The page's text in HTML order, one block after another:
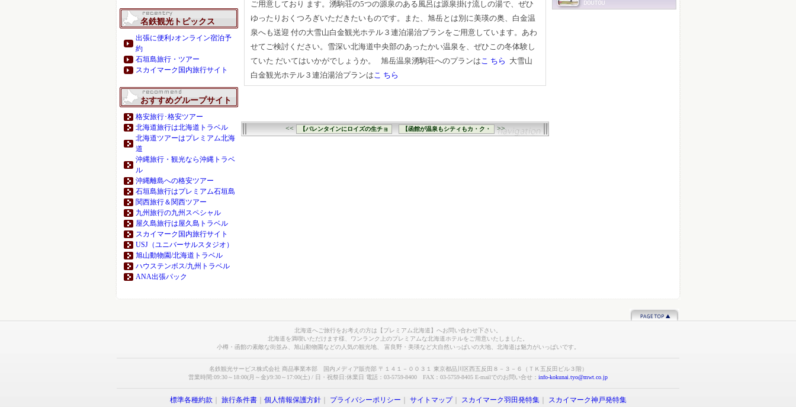
名鉄観光トピックス
出張に便利♪オンライン宿泊予
約
石垣島旅行・ツアー
スカイマーク国内旅行サイト
おすすめグループサイト
格安旅行･格安ツアー
北海道旅行は北海道トラベル
北海道ツアーはプレミアム北海
道
沖縄旅行・観光なら沖縄トラベ
ル
沖縄離島への格安ツアー
石垣島旅行はプレミアム石垣島
関西旅行＆関西ツアー
九州旅行の九州スペシャル
屋久島旅行は屋久島トラベル
スカイマーク国内旅行サイト
USJ（ユニバーサルスタジオ）
旭山動物園/北海道トラベル
ハウステンボス/九州トラベル
ANA出張パック
ご用意しており ます。湧駒荘の5つの源泉のある風呂は源泉掛け流しの湯で、ぜひ
ゆったりおくつろぎいただきたいものです。また、旭岳とは別に美瑛の奥、白金温
泉へも送迎 付の大雪山白金観光ホテル３連泊湯治プランをご用意しています。あわ
せてご検討ください。雪深い北海道中央部のあったかい温泉を、ぜひこの冬体験し
ていた だいてはいかがでしょうか。
旭岳温泉湧駒荘へのプランはこ ちら 大雪山
白金観光ホテル３連泊湯治プランはこ ちら
<< 【バレンタインにロイズの生チョ 【函館が温泉もシティもカ・ク・ >>
北海道へご旅行をお考えの方は【プレミアム北海道】へお問い合わせ下さい。
北海道を満喫いただけます様、ワンランク上のプレミアムな北海道ホテルをご用意いたしました。
小樽・函館の素敵な街並み、旭山動物園などの人気の観光地、 富良野・美瑛など大自然いっぱいの大地、北海道は魅力がいっぱいです。
名鉄観光サービス株式会社 商品事業本部 国内メディア販売部 〒１４１－００３１ 東京都品川区西五反田８－３－６（ＴＫ五反田ビル３階）
営業時間:09:30～18:00(月～金)/9:30～17:00(土) / 日・祝祭日:休業日 電話：03-5759-8400 FAX：03-5759-8405 E-mailでのお問い合せ： info-kokunai.tyo@mwt.co.jp
標準各種約款 旅行条件書｜ 個人情報保護方針｜ プライバシーポリシー サイトマップ｜ スカイマーク羽田発特集｜ スカイマーク神戸発特集